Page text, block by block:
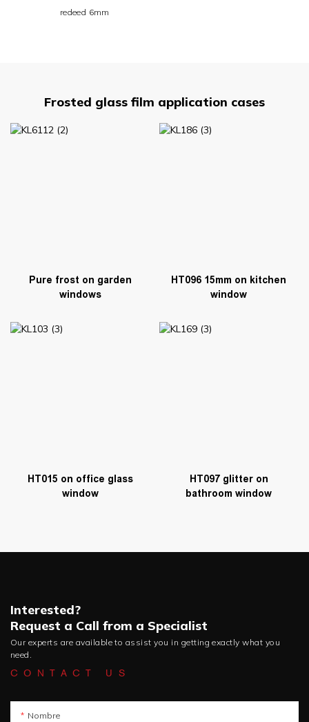
redeed 6mm
Frosted glass film application cases
Pure frost on garden
windows
HT096 15mm on kitchen
window
HT015 on office glass
window
HT097 glitter on
bathroom window
Interested?
Request a Call from a Specialist
Our experts are available to assist you in getting exactly what you
need.
CONTACT US
Nombre